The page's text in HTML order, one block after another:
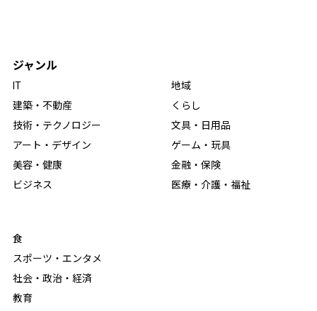
ジャンル
IT
建築・不動産
技術・テクノロジー
アート・デザイン
美容・健康
ビジネス
地域
くらし
文具・日用品
ゲーム・玩具
金融・保険
医療・介護・福祉
食
スポーツ・エンタメ
社会・政治・経済
教育